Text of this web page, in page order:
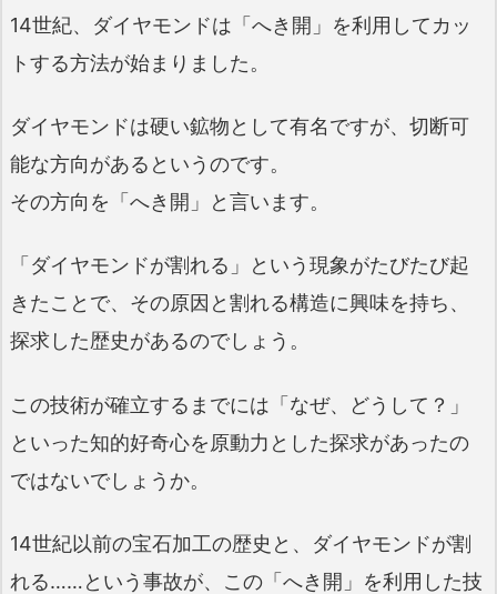
14世紀、ダイヤモンドは「へき開」を利用してカッ
トする方法が始まりました。
ダイヤモンドは硬い鉱物として有名ですが、切断可
能な方向があるというのです。
その方向を「へき開」と言います。
「ダイヤモンドが割れる」という現象がたびたび起
きたことで、その原因と割れる構造に興味を持ち、
探求した歴史があるのでしょう。
この技術が確立するまでには「なぜ、どうして？」
といった知的好奇心を原動力とした探求があったの
ではないでしょうか。
14世紀以前の宝石加工の歴史と、ダイヤモンドが割
れる……という事故が、この「へき開」を利用した技